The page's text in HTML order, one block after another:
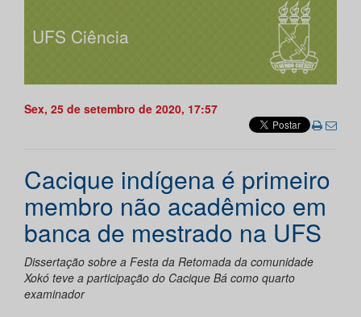
UFS Ciência
Sex, 25 de setembro de 2020, 17:57
Cacique indígena é primeiro
membro não acadêmico em
banca de mestrado na UFS
Dissertação sobre a Festa da Retomada da comunidade
Xokó teve a participação do Cacique Bá como quarto
examinador